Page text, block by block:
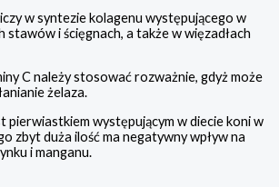
w syntezie kolagenu występującego w
stawów i ścięgnach, a także w więzadłach
C należy stosować rozważnie, gdyż może
żelaza.
pierwiastkiem występującym w diecie koni w
zbyt duża ilość ma negatywny wpływ na
i manganu.